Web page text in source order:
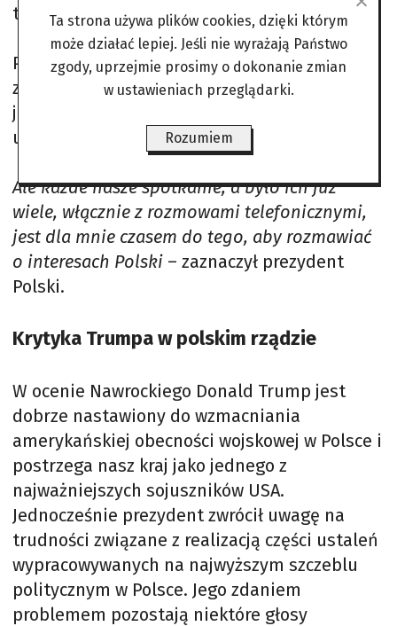
terytorium kraju.
Prezydent wyjaśnił, że jego wizyta w USA
związana była zarówno z obchodami
jubileuszu Stanów Zjednoczonych, jak i
urodzinami Donalda Trumpa.
Ale każde nasze spotkanie, a było ich już
wiele, włącznie z rozmowami telefonicznymi,
jest dla mnie czasem do tego, aby rozmawiać
o interesach Polski – zaznaczył prezydent
Polski.
Krytyka Trumpa w polskim rządzie
W ocenie Nawrockiego Donald Trump jest
dobrze nastawiony do wzmacniania
amerykańskiej obecności wojskowej w Polsce i
postrzega nasz kraj jako jednego z
najważniejszych sojuszników USA.
Jednocześnie prezydent zwrócił uwagę na
trudności związane z realizacją części ustaleń
wypracowywanych na najwyższym szczeblu
politycznym w Polsce. Jego zdaniem
problemem pozostają niektóre głosy
Ta strona używa plików cookies, dzięki którym
może działać lepiej. Jeśli nie wyrażają Państwo
zgody, uprzejmie prosimy o dokonanie zmian
w ustawieniach przeglądarki.
Rozumiem